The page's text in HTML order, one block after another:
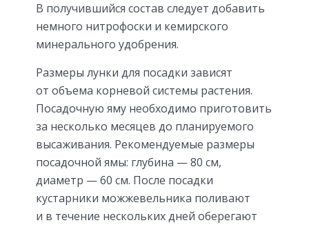
В получившийся состав следует добавить
немного нитрофоски и кемирского
минерального удобрения.
Размеры лунки для посадки зависят
от объема корневой системы растения.
Посадочную яму необходимо приготовить
за несколько месяцев до планируемого
высаживания. Рекомендуемые размеры
посадочной ямы: глубина — 80 см,
диаметр — 60 см. После посадки
кустарники можжевельника поливают
и в течение нескольких дней оберегают